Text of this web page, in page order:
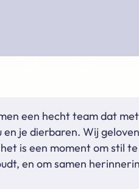
een hecht team dat
je dierbaren. Wij
is een moment om stil
en om samen